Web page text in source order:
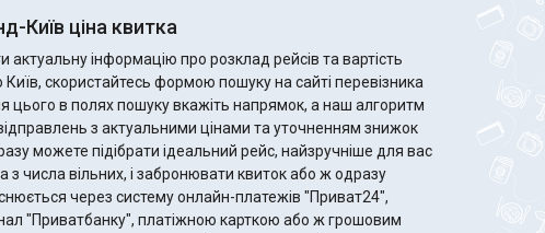
Київ ціна квитка
інформацію про розклад рейсів та вартість
Київ, скористайтесь формою пошуку на сайті перевізника
цього в полях пошуку вкажіть напрямок, а наш алгоритм
з актуальними цінами та уточненням знижок
з числа вільних, і забронювати квиток або ж одразу
через систему онлайн-платежів "Приват24",
"Приватбанку", платіжною карткою або ж грошовим